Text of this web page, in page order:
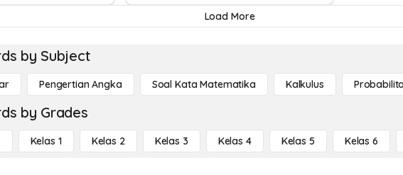
Load More
by Subject
Pengertian Angka Soal Kata Matematika Kalkulus
by Grades
Kelas 1 Kelas 2 Kelas 3 Kelas 4 Kelas 5 Kelas 6